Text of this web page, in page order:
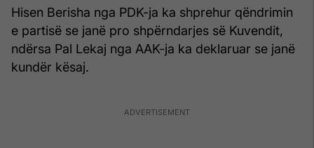
Hisen Berisha nga PDK-ja ka shprehur qëndrimin
e partisë se janë pro shpërndarjes së Kuvendit,
ndërsa Pal Lekaj nga AAK-ja ka deklaruar se janë
kundër kësaj.